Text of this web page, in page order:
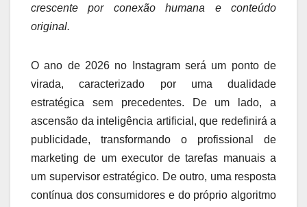
crescente por conexão humana e conteúdo
original.
O ano de 2026 no Instagram será um ponto de
virada, caracterizado por uma dualidade
estratégica sem precedentes. De um lado, a
ascensão da inteligência artificial, que redefinirá a
publicidade, transformando o profissional de
marketing de um executor de tarefas manuais a
um supervisor estratégico. De outro, uma resposta
contínua dos consumidores e do próprio algoritmo